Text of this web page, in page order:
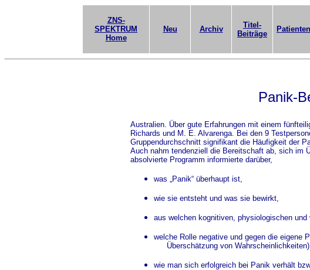
ZNS-
SPEKTRUM
Home
Neu Archiv
Titel-
Beiträge
Patienten
Panik-
Australien. Über gute Erfahrungen mit einem
Richards und M. E. Alvarenga. Bei den 9
Gruppendurchschnitt signifikant die Häufigkeit der
Auch nahm tendenziell die Bereitschaft ab, sich im
absolvierte Programm informierte darüber,
was „Panik“ überhaupt ist,
wie sie entsteht und was sie bewirkt,
aus welchen kognitiven, physiologischen
welche Rolle negative und gegen die eigene
Überschätzung von
wie man sich erfolgreich bei Panik verhält